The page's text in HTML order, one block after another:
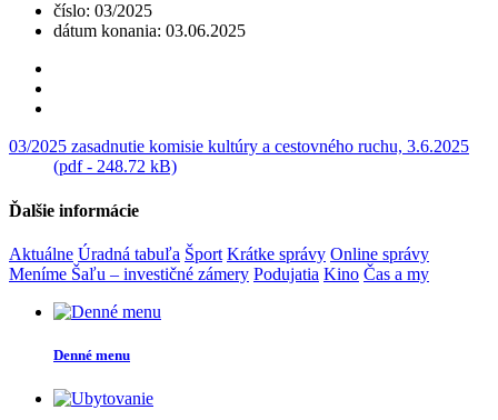
číslo: 03/2025
dátum konania: 03.06.2025
03/2025 zasadnutie komisie kultúry a cestovného ruchu, 3.6.2025
(pdf - 248.72 kB)
Ďalšie informácie
Aktuálne Úradná tabuľa Šport Krátke správy Online správy
Meníme Šaľu – investičné zámery Podujatia Kino Čas a my
Denné menu